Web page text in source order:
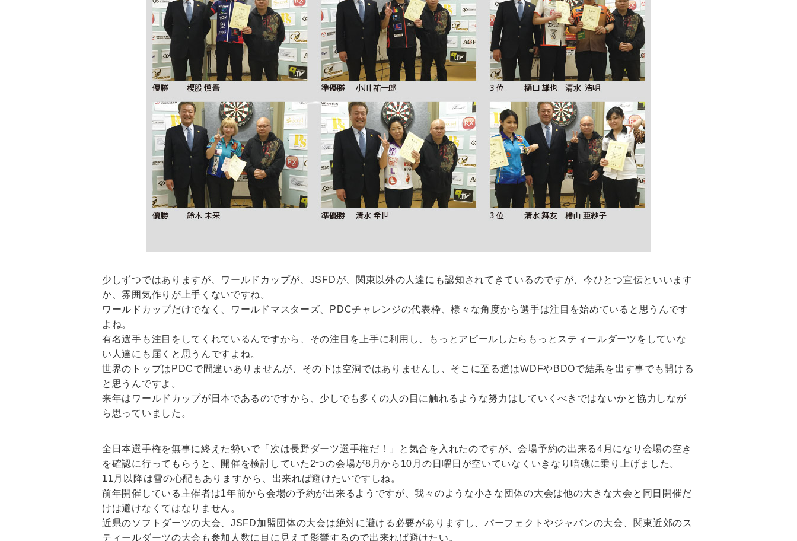
少しずつではありますが、ワールドカップが、JSFDが、関東以外の人達にも認知されてきているのですが、今ひとつ宣伝といいます
か、雰囲気作りが上手くないですね。
ワールドカップだけでなく、ワールドマスターズ、PDCチャレンジの代表枠、様々な角度から選手は注目を始めていると思うんです
よね。
有名選手も注目をしてくれているんですから、その注目を上手に利用し、もっとアピールしたらもっとスティールダーツをしていな
い人達にも届くと思うんですよね。
世界のトップはPDCで間違いありませんが、その下は空洞ではありませんし、そこに至る道はWDFやBDOで結果を出す事でも開ける
と思うんですよ。
来年はワールドカップが日本であるのですから、少しでも多くの人の目に触れるような努力はしていくべきではないかと協力しなが
ら思っていました。
全日本選手権を無事に終えた勢いで「次は長野ダーツ選手権だ！」と気合を入れたのですが、会場予約の出来る4月になり会場の空き
を確認に行ってもらうと、開催を検討していた2つの会場が8月から10月の日曜日が空いていなくいきなり暗礁に乗り上げました。
11月以降は雪の心配もありますから、出来れば避けたいですしね。
前年開催している主催者は1年前から会場の予約が出来るようですが、我々のような小さな団体の大会は他の大きな大会と同日開催だ
けは避けなくてはなりません。
近県のソフトダーツの大会、JSFD加盟団体の大会は絶対に避ける必要がありますし、パーフェクトやジャパンの大会、関東近郊のス
ティールダーツの大会も参加人数に目に見えて影響するので出来れば避けたい。